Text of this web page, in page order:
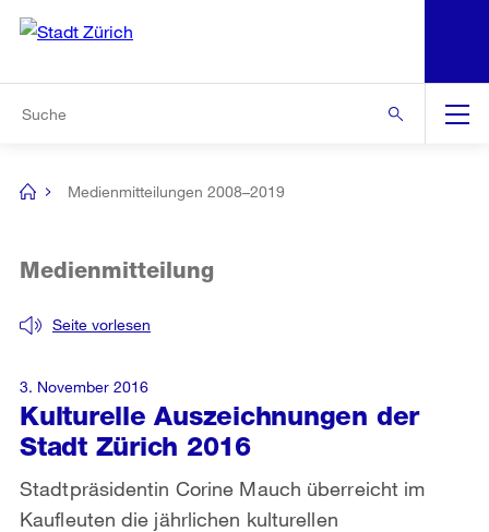
Navigation
[no
Medienmitteilungen 2008–2019
Kulturelle Auszeichnungen der
Stadt Zürich 2016
Seite vorlesen
Medienmitteilung
Stadtpräsidentin Corine Mauch überreicht im
Kaufleuten die jährlichen kulturellen
3. November 2016